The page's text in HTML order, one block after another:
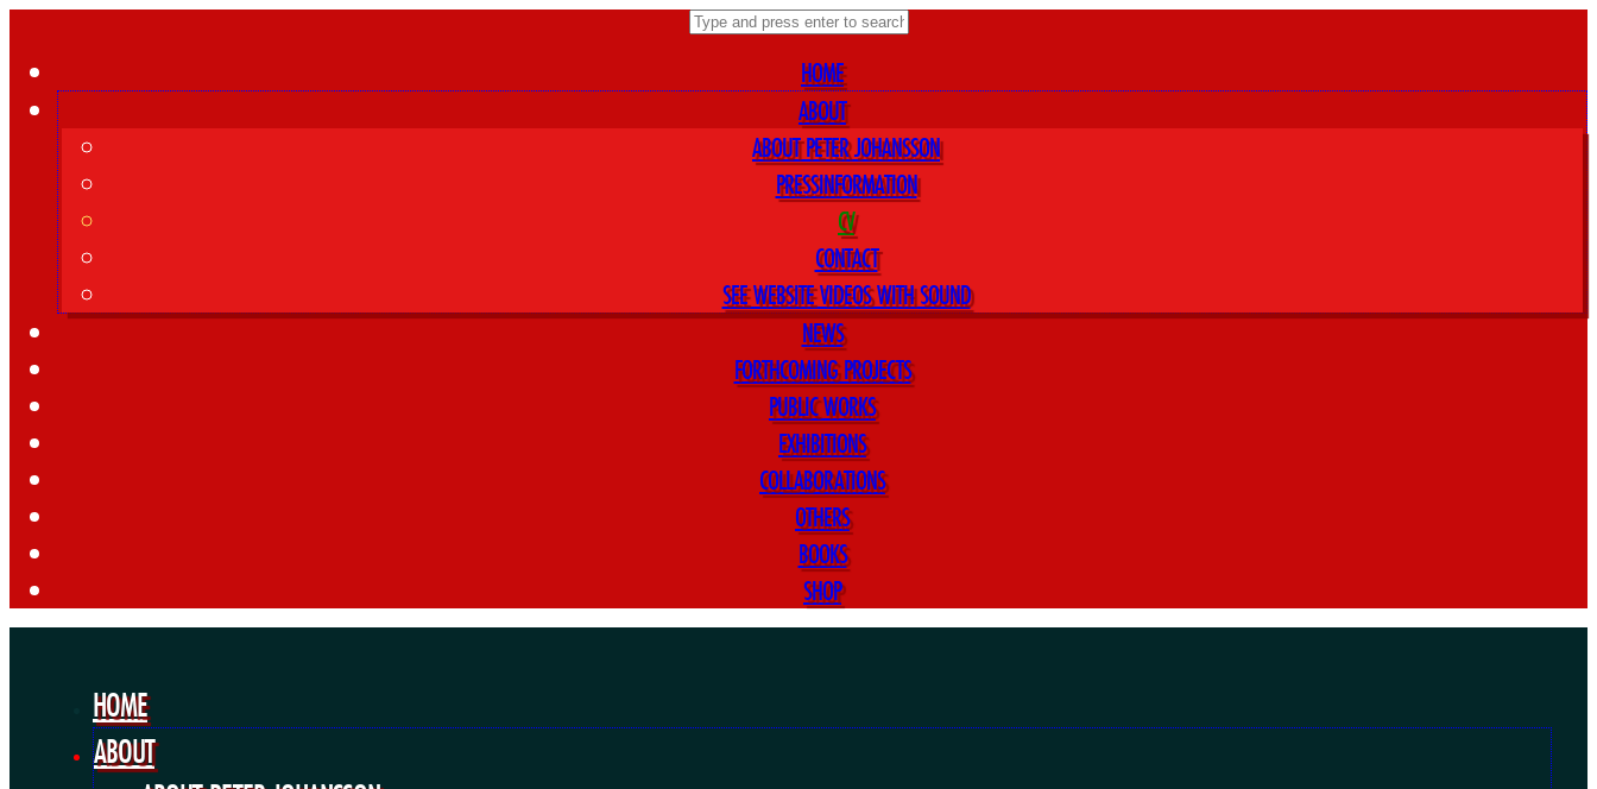
HOME
ABOUT
ABOUT PETER JOHANSSON
PRESSINFORMATION
CV
CONTACT
SEE WEBSITE VIDEOS WITH SOUND
NEWS
FORTHCOMING PROJECTS
PUBLIC WORKS
EXHIBITIONS
COLLABORATIONS
OTHERS
BOOKS
SHOP
HOME
ABOUT